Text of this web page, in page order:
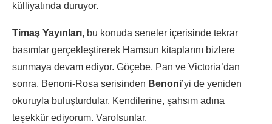
külliyatında duruyor.
Timaş Yayınları, bu konuda seneler içerisinde tekrar
basımlar gerçekleştirerek Hamsun kitaplarını bizlere
sunmaya devam ediyor. Göçebe, Pan ve Victoria’dan
sonra, Benoni-Rosa serisinden Benoni’yi de yeniden
okuruyla buluşturdular. Kendilerine, şahsım adına
teşekkür ediyorum. Varolsunlar.